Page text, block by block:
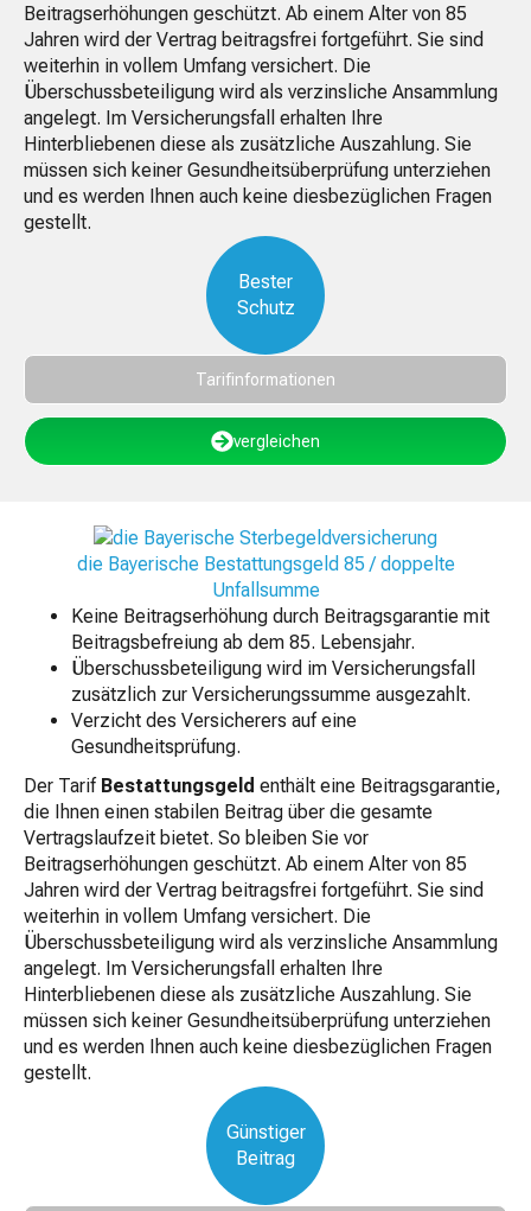
Beitragserhöhungen geschützt. Ab einem Alter von 85
Jahren wird der Vertrag beitragsfrei fortgeführt. Sie sind
weiterhin in vollem Umfang versichert. Die
Überschussbeteiligung wird als verzinsliche Ansammlung
angelegt. Im Versicherungsfall erhalten Ihre
Hinterbliebenen diese als zusätzliche Auszahlung. Sie
müssen sich keiner Gesundheitsüberprüfung unterziehen
und es werden Ihnen auch keine diesbezüglichen Fragen
gestellt.
Bester
Schutz
Tarifinformationen
vergleichen
die Bayerische Bestattungsgeld 85 / doppelte
Unfallsumme
Keine Beitragserhöhung durch Beitragsgarantie mit
Beitragsbefreiung ab dem 85. Lebensjahr.
Überschussbeteiligung wird im Versicherungsfall
zusätzlich zur Versicherungssumme ausgezahlt.
Verzicht des Versicherers auf eine
Gesundheitsprüfung.
Der Tarif Bestattungsgeld enthält eine Beitragsgarantie,
die Ihnen einen stabilen Beitrag über die gesamte
Vertragslaufzeit bietet. So bleiben Sie vor
Beitragserhöhungen geschützt. Ab einem Alter von 85
Jahren wird der Vertrag beitragsfrei fortgeführt. Sie sind
weiterhin in vollem Umfang versichert. Die
Überschussbeteiligung wird als verzinsliche Ansammlung
angelegt. Im Versicherungsfall erhalten Ihre
Hinterbliebenen diese als zusätzliche Auszahlung. Sie
müssen sich keiner Gesundheitsüberprüfung unterziehen
und es werden Ihnen auch keine diesbezüglichen Fragen
gestellt.
Günstiger
Beitrag